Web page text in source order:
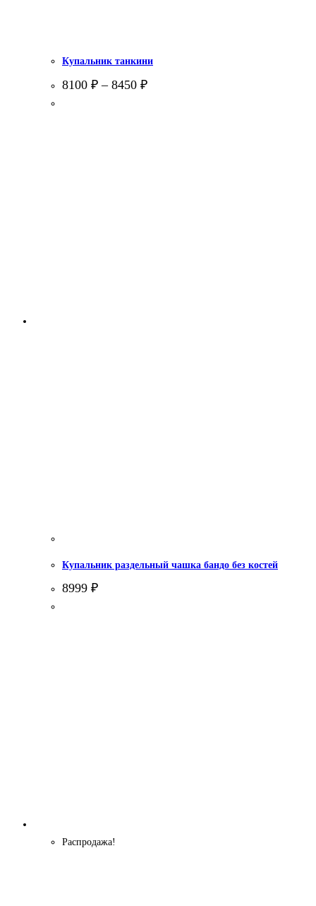
Купальник танкини
8100 ₽ – 8450 ₽
Купальник раздельный чашка бандо без костей
8999 ₽
Распродажа!